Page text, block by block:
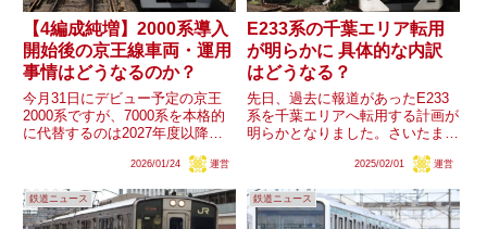
【4編成純増】2000系導入
開始後の京王線車両・運用
事情はどうなるのか？
今月31日にデビュー予定の京王
2000系ですが、7000系を本格的
に代替するのは2027年度以降と
は純増となることが明らかになり
としてはかなり多いですが、それ
に伴う京王線の車両や運...
2026/01/24 運営
E233系の千葉エリア転用
が明らかに 具体的な内訳
はどうなる？
先日、過去に報道があったE233
系を千葉エリアへ転用する計画が
明らかとなりました。さいたま・
る模様ですが、その内訳はどうな
2025/02/01 運営
鉄道ニュース 鉄道ニュース